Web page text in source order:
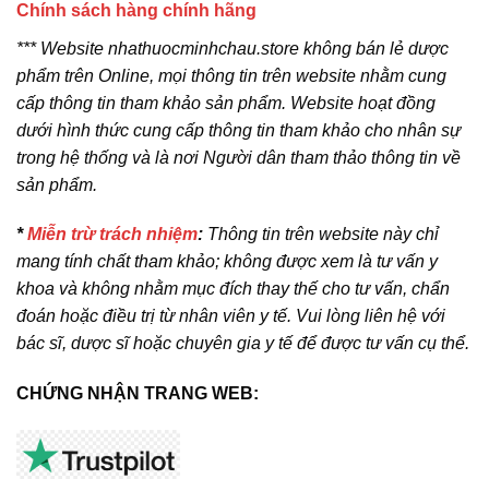
Chính sách hàng chính hãng
*** Website nhathuocminhchau.store không bán lẻ dược
phẩm trên Online, mọi thông tin trên website nhằm cung
cấp thông tin tham khảo sản phẩm. Website hoạt đồng
dưới hình thức cung cấp thông tin tham khảo cho nhân sự
trong hệ thống và là nơi Người dân tham thảo thông tin về
sản phẩm.
*Miễn trừ trách nhiệm: Thông tin trên website này chỉ
mang tính chất tham khảo; không được xem là tư vấn y
khoa và không nhằm mục đích thay thế cho tư vấn, chẩn
đoán hoặc điều trị từ nhân viên y tế. Vui lòng liên hệ với
bác sĩ, dược sĩ hoặc chuyên gia y tế để được tư vấn cụ thể.
CHỨNG NHẬN TRANG WEB: